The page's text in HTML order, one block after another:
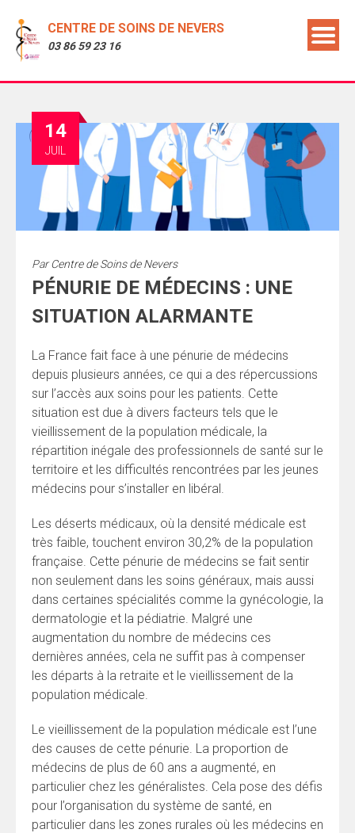
CENTRE DE SOINS DE NEVERS
03 86 59 23 16
14
JUIL
ParCentre de Soins de Nevers
PÉNURIE DE MÉDECINS : UNE
SITUATION ALARMANTE
La France fait face à une pénurie de médecins
depuis plusieurs années, ce qui a des répercussions
sur l’accès aux soins pour les patients. Cette
situation est due à divers facteurs tels que le
vieillissement de la population médicale, la
répartition inégale des professionnels de santé sur le
territoire et les difficultés rencontrées par les jeunes
médecins pour s’installer en libéral.
Les déserts médicaux, où la densité médicale est
très faible, touchent environ 30,2% de la population
française. Cette pénurie de médecins se fait sentir
non seulement dans les soins généraux, mais aussi
dans certaines spécialités comme la gynécologie, la
dermatologie et la pédiatrie. Malgré une
augmentation du nombre de médecins ces
dernières années, cela ne suffit pas à compenser
les départs à la retraite et le vieillissement de la
population médicale.
Le vieillissement de la population médicale est l’une
des causes de cette pénurie. La proportion de
médecins de plus de 60 ans a augmenté, en
particulier chez les généralistes. Cela pose des défis
pour l’organisation du système de santé, en
particulier dans les zones rurales où les médecins en